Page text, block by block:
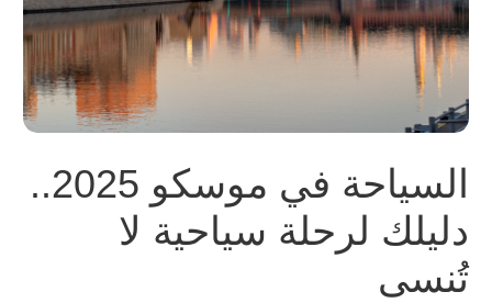
السياحة في موسكو 2025..
دليلك لرحلة سياحية لا
تُنسى